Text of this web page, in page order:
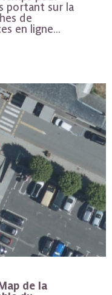
portant sur la
de
en ligne...
de la